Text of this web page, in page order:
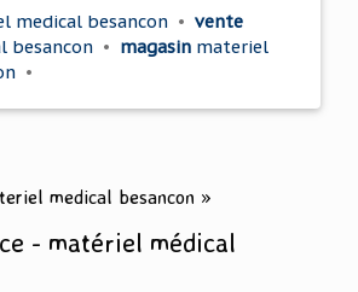
medical besancon • vente
besancon • magasin materiel
•
medical besancon »
- matériel médical